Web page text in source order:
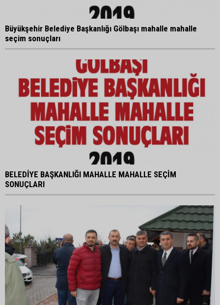
Büyükşehir Belediye Başkanlığı Gölbaşı mahalle mahalle
seçim sonuçları
BELEDİYE BAŞKANLIĞI MAHALLE MAHALLE SEÇİM
SONUÇLARI